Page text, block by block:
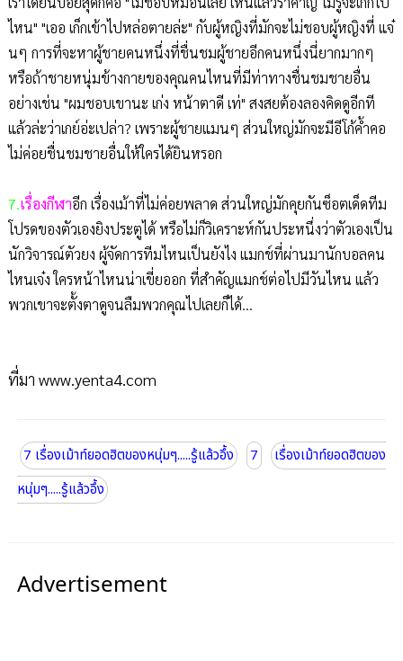
ไหน" "เออ เก็กเข้าไปหล่อตายล่ะ" กับผู้หญิงที่มักจะไม่ชอบผู้หญิงที่ แจ๋
นๆ การที่จะหาผู้ชายคนหนึ่งที่ชื่นชมผู้ชายอีกคนหนึ่งนี่ยากมากๆ
หรือถ้าชายหนุ่มข้างกายของคุณคนไหนที่มีท่าทางชื่นชมชายอื่น
อย่างเช่น "ผมชอบเขานะ เก่ง หน้าตาดี เท่" สงสยต้องลองคิดดูอีกที
แล้วล่ะว่าเกย์อ่ะเปล่า? เพราะผู้ชายแมนๆ ส่วนใหญ่มักจะมีอีโก้ค้ำคอ
ไม่ค่อยชื่นชมชายอื่นให้ใครได้ยินหรอก
7.เรื่องกีฬาอีก เรื่องเม้าที่ไม่ค่อยพลาด ส่วนใหญ่มักคุยกันซ็อตเด็ดทีม
โปรดของตัวเองยิงประตูได้ หรือไม่ก็วิเคราะห์กันประหนึ่งว่าตัวเองเป็น
นักวิจารณ์ตัวยง ผู้จัดการทีมไหนเป็นยังไง แมกช์ที่ผ่านมานักบอลคน
ไหนเจ๋ง ใครหน้าไหนน่าเขี่ยออก ที่สำคัญแมกช์ต่อไปมีวันไหน แล้ว
พวกเขาจะตั้งตาดูจนลืมพวกคุณไปเลยก็ได้...
ที่มา www.yenta4.com
7 เรื่องเม้าท์ยอดฮิตของหนุ่มๆ.....รู้แล้วอึ้ง 7
เรื่องเม้าท์ยอดฮิตของ
หนุ่มๆ.....รู้แล้วอึ้ง
Advertisement